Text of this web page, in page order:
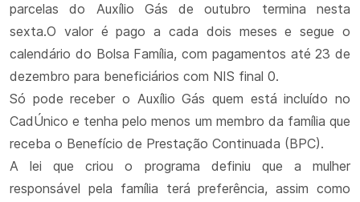
parcelas do Auxílio Gás de outubro termina nesta
sexta.O valor é pago a cada dois meses e segue o
calendário do Bolsa Família, com pagamentos até 23 de
dezembro para beneficiários com NIS final 0.
Só pode receber o Auxílio Gás quem está incluído no
CadÚnico e tenha pelo menos um membro da família que
receba o Benefício de Prestação Continuada (BPC).
A lei que criou o programa definiu que a mulher
responsável pela família terá preferência, assim como